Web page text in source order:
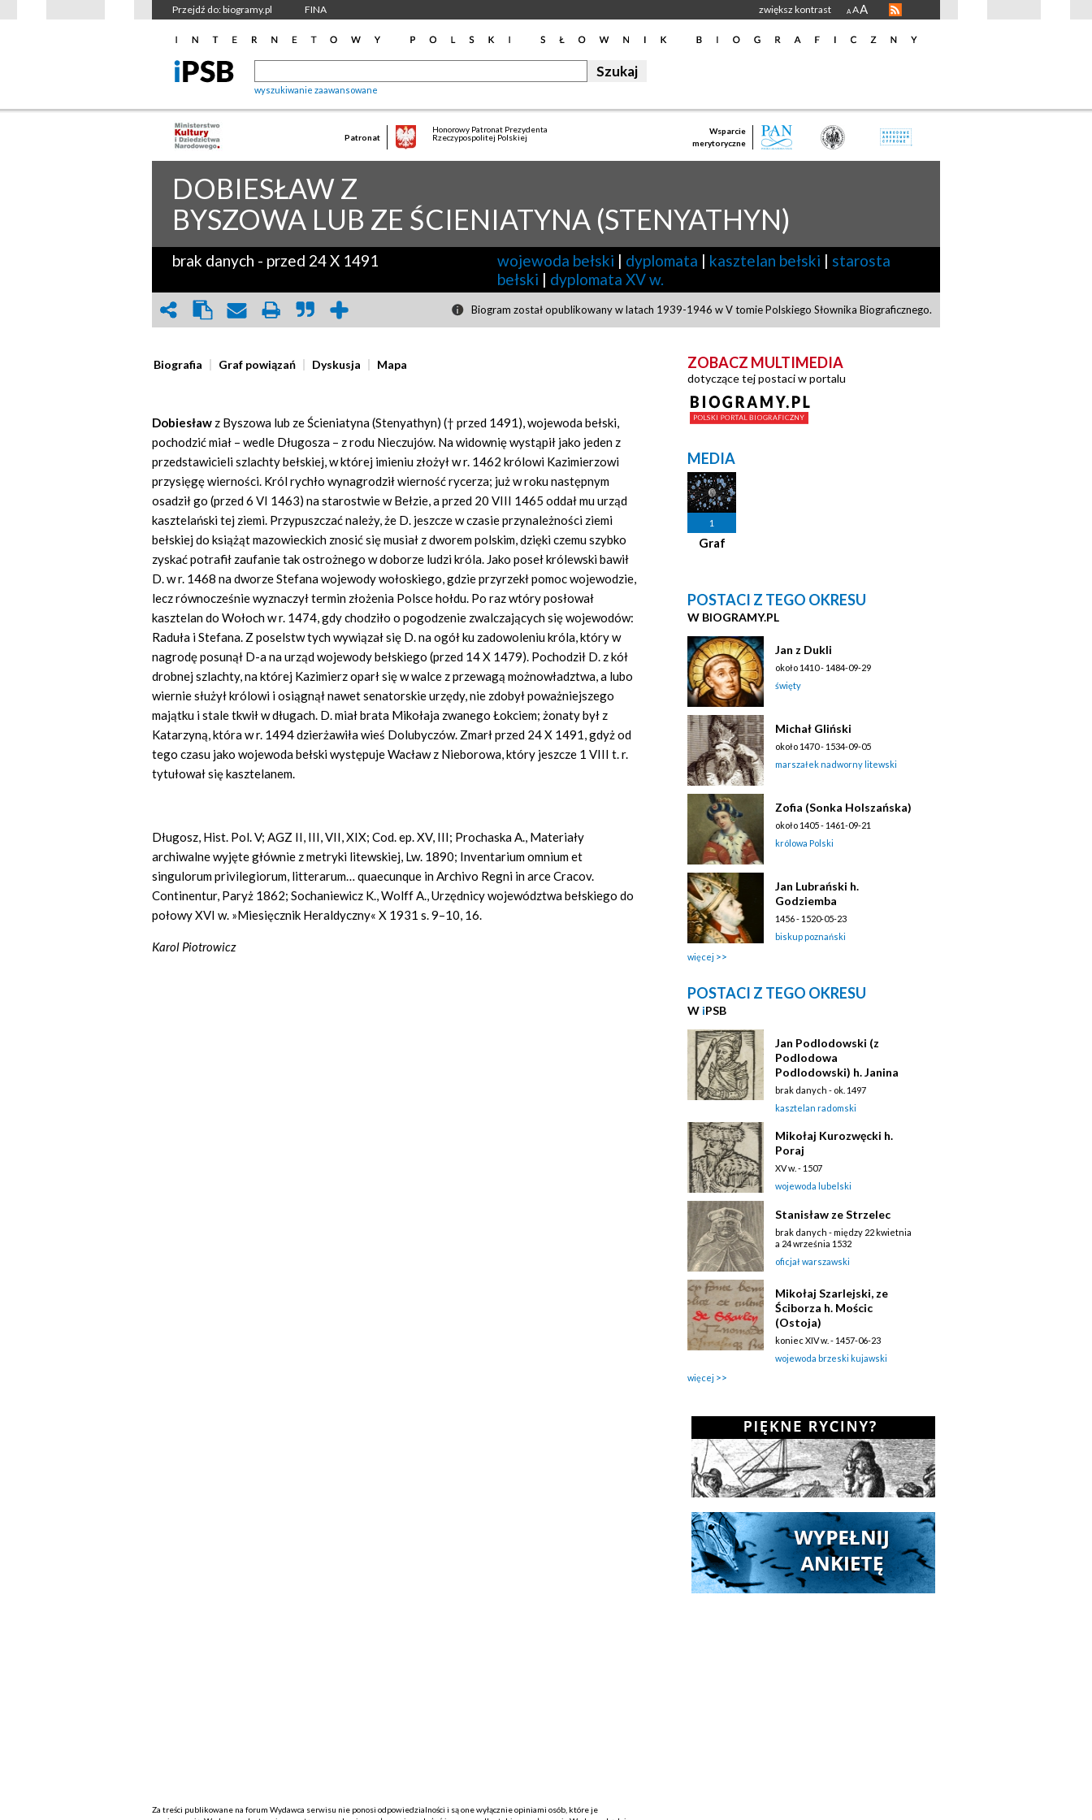
Przejdź do: biogramy.pl FINA zwiększ kontrast A AA
wyszukiwanie zaawansowane
Patronat
Honorowy Patronat Prezydenta
Rzeczypospolitej Polskiej
Wsparcie
merytoryczne
DOBIESŁAW Z
BYSZOWA LUB ZE ŚCIENIATYNA (STENYATHYN)
brak danych - przed 24 X 1491 wojewoda bełski | dyplomata | kasztelan bełski | starosta
bełski | dyplomata XV w.
Biogram został opublikowany w latach 1939-1946 w V tomie Polskiego Słownika Biograficznego.
Biografia Graf powiązań Dyskusja Mapa
Dobiesław z Byszowa lub ze Ścieniatyna (Stenyathyn) († przed 1491), wojewoda bełski,
pochodzić miał – wedle Długosza – z rodu Nieczujów. Na widownię wystąpił jako jeden z
przedstawicieli szlachty bełskiej, w której imieniu złożył w r. 1462 królowi Kazimierzowi
przysięgę wierności. Król rychło wynagrodził wierność rycerza; już w roku następnym
osadził go (przed 6 VI 1463) na starostwie w Bełzie, a przed 20 VIII 1465 oddał mu urząd
kasztelański tej ziemi. Przypuszczać należy, że D. jeszcze w czasie przynależności ziemi
bełskiej do książąt mazowieckich znosić się musiał z dworem polskim, dzięki czemu szybko
zyskać potrafił zaufanie tak ostrożnego w doborze ludzi króla. Jako poseł królewski bawił
D. w r. 1468 na dworze Stefana wojewody wołoskiego, gdzie przyrzekł pomoc wojewodzie,
lecz równocześnie wyznaczył termin złożenia Polsce hołdu. Po raz wtóry posłował
kasztelan do Wołoch w r. 1474, gdy chodziło o pogodzenie zwalczających się wojewodów:
Raduła i Stefana. Z poselstw tych wywiązał się D. na ogół ku zadowoleniu króla, który w
nagrodę posunął D-a na urząd wojewody bełskiego (przed 14 X 1479). Pochodził D. z kół
drobnej szlachty, na której Kazimierz oparł się w walce z przewagą możnowładztwa, a lubo
wiernie służył królowi i osiągnął nawet senatorskie urzędy, nie zdobył poważniejszego
majątku i stale tkwił w długach. D. miał brata Mikołaja zwanego Łokciem; żonaty był z
Katarzyną, która w r. 1494 dzierżawiła wieś Dolubyczów. Zmarł przed 24 X 1491, gdyż od
tego czasu jako wojewoda bełski występuje Wacław z Nieborowa, który jeszcze 1 VIII t. r.
tytułował się kasztelanem.
Długosz, Hist. Pol. V; AGZ II, III, VII, XIX; Cod. ep. XV, III; Prochaska A., Materiały
archiwalne wyjęte głównie z metryki litewskiej, Lw. 1890; Inventarium omnium et
singulorum privilegiorum, litterarum… quaecunque in Archivo Regni in arce Cracov.
Continentur, Paryż 1862; Sochaniewicz K., Wolff A., Urzędnicy województwa bełskiego do
połowy XVI w. »Miesięcznik Heraldyczny« X 1931 s. 9–10, 16.
Karol Piotrowicz
Za treści publikowane na forum Wydawca serwisu nie ponosi odpowiedzialności i są one wyłącznie opiniami osób, które je
ZOBACZ MULTIMEDIA
dotyczące tej postaci w portalu
MEDIA
1
Graf
POSTACI Z TEGO OKRESU
W BIOGRAMY.PL
Jan z Dukli
około 1410 - 1484-09-29
święty
Michał Gliński
około 1470 - 1534-09-05
marszałek nadworny litewski
Zofia (Sonka Holszańska)
około 1405 - 1461-09-21
królowa Polski
Jan Lubrański h.
Godziemba
1456 - 1520-05-23
biskup poznański
więcej
POSTACI Z TEGO OKRESU
W iPSB
Jan Podlodowski (z
Podlodowa
Podlodowski) h. Janina
brak danych - ok. 1497
kasztelan radomski
Mikołaj Kurozwęcki h.
Poraj
XV w. - 1507
wojewoda lubelski
Stanisław ze Strzelec
brak danych - między 22 kwietnia
a 24 września 1532
oficjał warszawski
Mikołaj Szarlejski, ze
Ściborza h. Mościc
(Ostoja)
koniec XIV w. - 1457-06-23
wojewoda brzeski kujawski
więcej